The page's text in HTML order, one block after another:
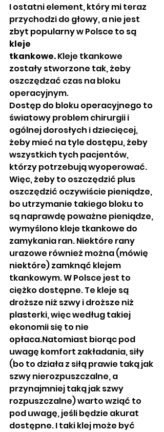
I ostatni element, który mi teraz
przychodzi do głowy, a nie jest
zbyt popularny w Polsce to są
kleje
tkankowe. Kleje tkankowe
zostały stworzone tak, żeby
oszczędzać czas na bloku
operacyjnym.
Dostęp do bloku operacyjnego to
światowy problem chirurgii i
ogólnej dorosłych i dziecięcej,
żeby mieć na tyle dostępu, żeby
wszystkich tych pacjentów,
którzy potrzebują wyoperować.
Więc, żeby to oszczędzić plus
oszczędzić oczywiście pieniądze,
bo utrzymanie takiego bloku to
są naprawdę poważne pieniądze,
wymyślono kleje tkankowe do
zamykania ran. Niektóre rany
urazowe również można (mówię
niektóre) zamknąć klejem
tkankowym. W Polsce jest to
ciężko dostępne. Te kleje są
droższe niż szwy i droższe niż
plasterki, więc według takiej
ekonomii się to nie
opłaca.Natomiast biorąc pod
uwagę komfort zakładania, siły
(bo to działa z siłą prawie taką jak
szwy nierozpuszczalne, a
przynajmniej taką jak szwy
rozpuszczalne) warto wziąć to
pod uwagę, jeśli będzie akurat
dostępne. I taki klej może być